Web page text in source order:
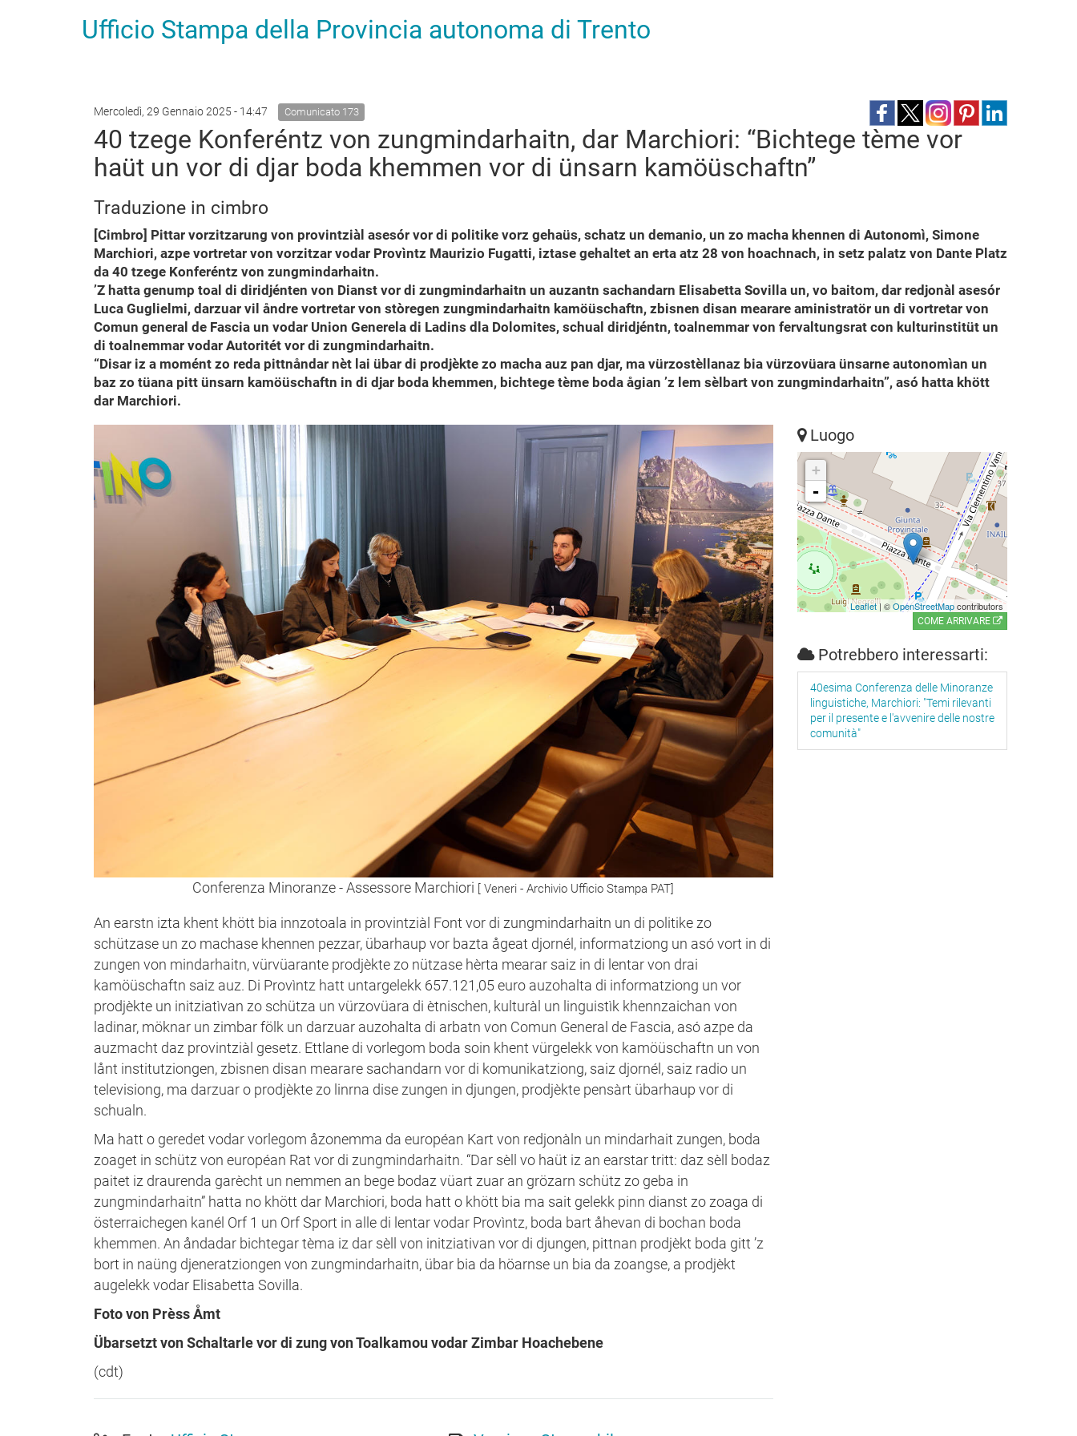
Ufficio Stampa della Provincia autonoma di Trento
Mercoledì, 29 Gennaio 2025 - 14:47 Comunicato 173
40 tzege Konferéntz von zungmindarhaitn, dar Marchiori: “Bichtege tème vor
haüt un vor di djar boda khemmen vor di ünsarn kamöüschaftn”
Traduzione in cimbro
[Cimbro] Pittar vorzitzarung von provintziàl asesór vor di politike vorz gehaüs, schatz un demanio, un zo macha khennen di Autonomì, Simone
Marchiori, azpe vortretar von vorzitzar vodar Provìntz Maurizio Fugatti, iztase gehaltet an erta atz 28 von hoachnach, in setz palatz von Dante Platz
da 40 tzege Konferéntz von zungmindarhaitn.
’Z hatta genump toal di diridjénten von Dianst vor di zungmindarhaitn un auzantn sachandarn Elisabetta Sovilla un, vo baitom, dar redjonàl asesór
Luca Guglielmi, darzuar vil åndre vortretar von stòregen zungmindarhaitn kamöüschaftn, zbisnen disan mearare aministratör un di vortretar von
Comun general de Fascia un vodar Union Generela di Ladins dla Dolomites, schual diridjéntn, toalnemmar von fervaltungsrat con kulturinstitüt un
di toalnemmar vodar Autoritét vor di zungmindarhaitn.
“Disar iz a momént zo reda pittnåndar nèt lai übar di prodjèkte zo macha auz pan djar, ma vürzostèllanaz bia vürzovüara ünsarne autonomìan un
baz zo tüana pitt ünsarn kamöüschaftn in di djar boda khemmen, bichtege tème boda ågian ’z lem sèlbart von zungmindarhaitn”, asó hatta khött
dar Marchiori.
Conferenza Minoranze - Assessore Marchiori [ Veneri - Archivio Ufficio Stampa PAT]
An earstn izta khent khött bia innzotoala in provintziàl Font vor di zungmindarhaitn un di politike zo
schützase un zo machase khennen pezzar, übarhaup vor bazta ågeat djornél, informatziong un asó vort in di
zungen von mindarhaitn, vürvüarante prodjèkte zo nützase hèrta mearar saiz in di lentar von drai
kamöüschaftn saiz auz. Di Provìntz hatt untargelekk 657.121,05 euro auzohalta di informatziong un vor
prodjèkte un initziatìvan zo schütza un vürzovüara di ètnischen, kulturàl un linguistìk khennzaichan von
ladinar, möknar un zimbar fölk un darzuar auzohalta di arbatn von Comun General de Fascia, asó azpe da
auzmacht daz provintziàl gesetz. Ettlane di vorlegom boda soin khent vürgelekk von kamöüschaftn un von
lånt institutziongen, zbisnen disan mearare sachandarn vor di komunikatziong, saiz djornél, saiz radio un
televisiong, ma darzuar o prodjèkte zo linrna dise zungen in djungen, prodjèkte pensàrt übarhaup vor di
schualn.
Ma hatt o geredet vodar vorlegom åzonemma da européan Kart von redjonàln un mindarhait zungen, boda
zoaget in schütz von européan Rat vor di zungmindarhaitn. “Dar sèll vo haüt iz an earstar tritt: daz sèll bodaz
paitet iz draurenda garècht un nemmen an bege bodaz vüart zuar an grözarn schütz zo geba in
zungmindarhaitn” hatta no khött dar Marchiori, boda hatt o khött bia ma sait gelekk pinn dianst zo zoaga di
österraichegen kanél Orf 1 un Orf Sport in alle di lentar vodar Provìntz, boda bart åhevan di bochan boda
khemmen. An åndadar bichtegar tèma iz dar sèll von initziativan vor di djungen, pittnan prodjèkt boda gitt ’z
bort in naüng djeneratziongen von zungmindarhaitn, übar bia da höarnse un bia da zoangse, a prodjèkt
augelekk vodar Elisabetta Sovilla.
Foto von Prèss Åmt
Übarsetzt von Schaltarle vor di zung von Toalkamou vodar Zimbar Hoachebene
(cdt)
Luogo
+
-
Leaflet| ©OpenStreetMapcontributors
COME ARRIVARE
Potrebbero interessarti:
40esima Conferenza delle Minoranze
linguistiche, Marchiori: "Temi rilevanti
per il presente e l'avvenire delle nostre
comunità"